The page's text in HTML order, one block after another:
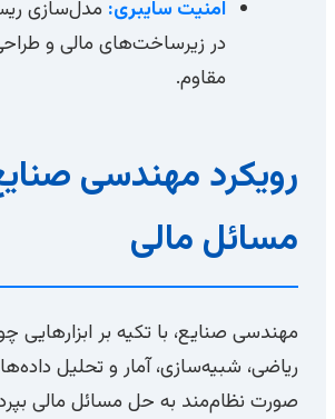
امنیت سایبری: مدل‌سازی
در زیرساخت‌های مالی و
مقاوم.
رویکرد مهندسی
مسائل مالی
مهندسی صنایع، با تکیه بر ابزارهایی
ریاضی، شبیه‌سازی، آمار و تحلیل
صورت نظام‌مند به حل مسائل مالی